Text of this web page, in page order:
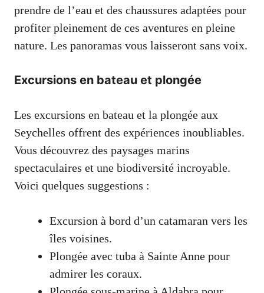
prendre de l’eau et des chaussures adaptées pour
profiter pleinement de ces aventures en pleine
nature. Les panoramas vous laisseront sans voix.
Excursions en bateau et plongée
Les excursions en bateau et la plongée aux
Seychelles offrent des expériences inoubliables.
Vous découvrez des paysages marins
spectaculaires et une biodiversité incroyable.
Voici quelques suggestions :
Excursion à bord d’un catamaran vers les
îles voisines.
Plongée avec tuba à Sainte Anne pour
admirer les coraux.